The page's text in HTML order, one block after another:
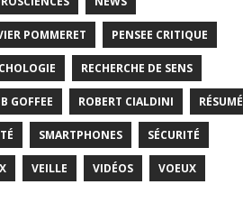
POMMERET PENSEE CRITIQUE
RECHERCHE DE SENS
GOFFEE ROBERT CIALDINI RÉSUMÉ
SMARTPHONES SÉCURITÉ
VEILLE VIDÉOS VOEUX